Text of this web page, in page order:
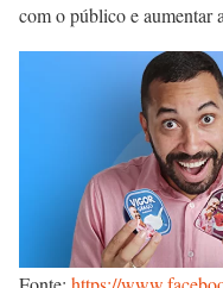
com o público e aumentar